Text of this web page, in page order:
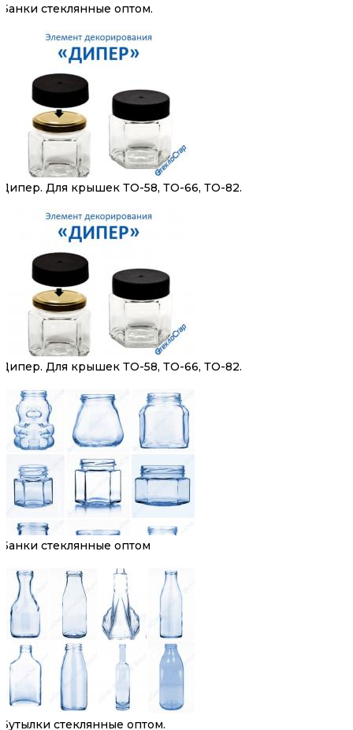
Банки стеклянные оптом.
Дипер. Для крышек ТО-58, ТО-66, ТО-82.
Дипер. Для крышек ТО-58, ТО-66, ТО-82.
Банки стеклянные оптом
Бутылки стеклянные оптом.